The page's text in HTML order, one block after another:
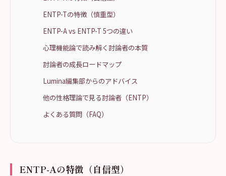
ENTP-Tの特徴（慎重型）
ENTP-A vs ENTP-T 5つの違い
心理機能論で読み解く討論者の本質
討論者の成長ロードマップ
Lumina編集部からのアドバイス
他の性格理論で見る討論者（ENTP）
よくある質問（FAQ）
ENTP-Aの特徴（自信型）